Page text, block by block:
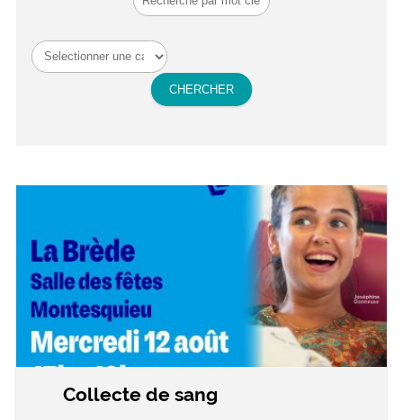
Collecte de sang